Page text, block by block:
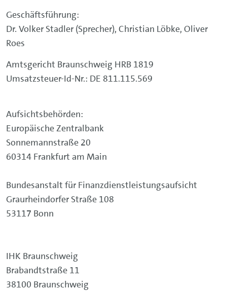
Geschäftsführung:
Dr. Volker Stadler (Sprecher), Christian Löbke, Oliver
Roes
Amtsgericht Braunschweig HRB 1819
Umsatzsteuer-Id-Nr.: DE 811.115.569
Aufsichtsbehörden:
Europäische Zentralbank
Sonnemannstraße 20
60314 Frankfurt am Main
Bundesanstalt für Finanzdienstleistungsaufsicht
Graurheindorfer Straße 108
53117 Bonn
IHK Braunschweig
Brabandtstraße 11
38100 Braunschweig